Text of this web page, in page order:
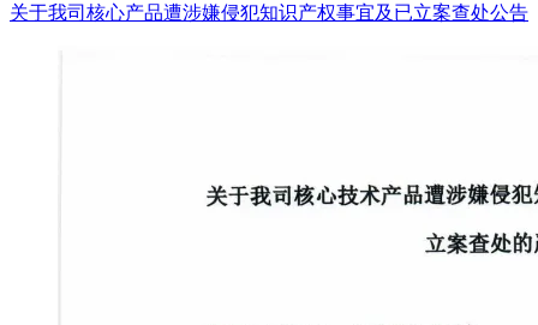
关于我司核心产品遭涉嫌侵犯知识产权事宜及已立案查处公告